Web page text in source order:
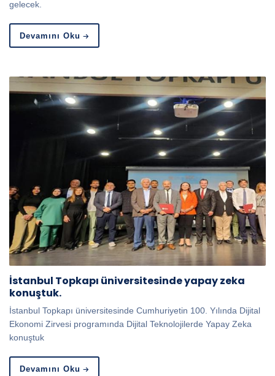
gelecek.
Devamını Oku
İstanbul Topkapı üniversitesinde yapay zeka
konuştuk.
İstanbul Topkapı üniversitesinde Cumhuriyetin 100. Yılında Dijital
Ekonomi Zirvesi programında Dijital Teknolojilerde Yapay Zeka
konuştuk
Devamını Oku